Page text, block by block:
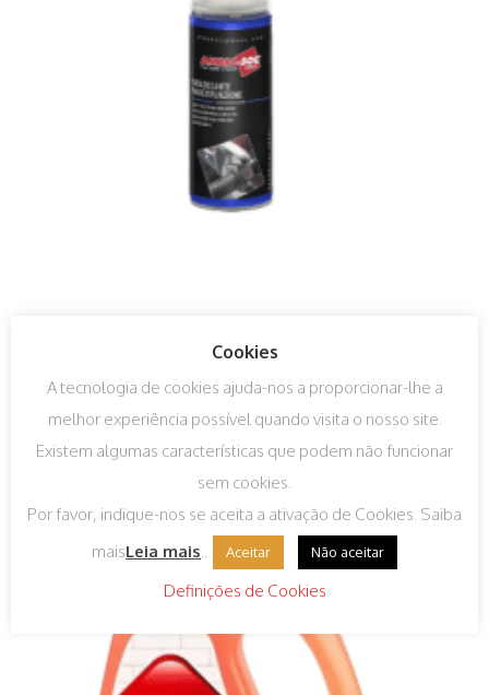
Cookies
A tecnologia de cookies ajuda-nos a proporcionar-lhe a
melhor experiência possível quando visita o nosso site.
Existem algumas características que podem não funcionar
sem cookies.
Por favor, indique-nos se aceita a ativação de Cookies. Saiba
maisLeia mais.. Aceitar Não aceitar
Definições de Cookies